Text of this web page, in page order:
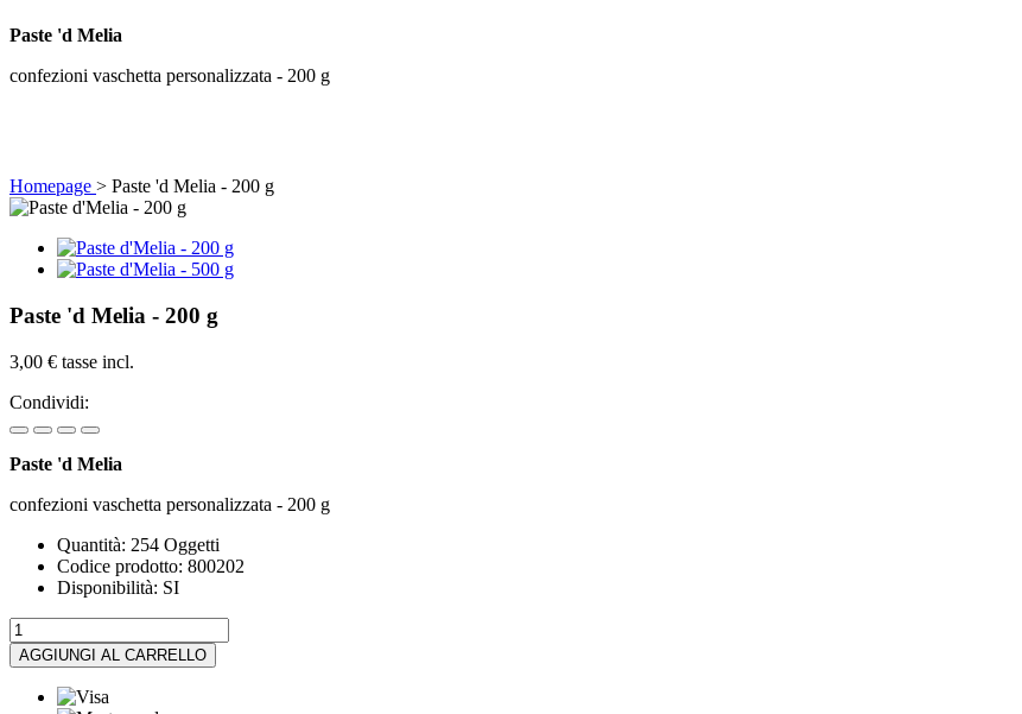
Paste 'd Melia
confezioni vaschetta personalizzata - 200 g
Homepage > Paste 'd Melia - 200 g
Paste 'd Melia - 200 g
3,00 € tasse incl.
Condividi:
Paste 'd Melia
confezioni vaschetta personalizzata - 200 g
Quantità: 254 Oggetti
Codice prodotto: 800202
Disponibilità: SI
AGGIUNGI AL CARRELLO